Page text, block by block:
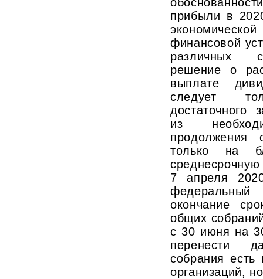
прибыли в
финансовой
различных
решение о
выплате
следует
достаточного
из
продолжения
только на
среднесрочную
7 апреля
окончание
общих
с 30 июня на
перенести
собрания
организаций,